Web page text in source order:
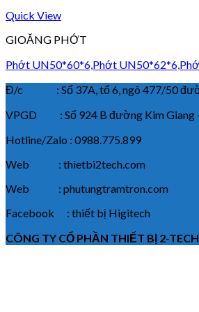
Quick View
GIOĂNG PHỚT
Phớt UN50*60*6,Phớt
Đ/c : Số 37A, tổ 6, ngõ 477/50 đường
VPGD : Số 924 B đường Kim Giang -
Hotline/Zalo : 0988.775.899
Web : thietbi2tech.com
Web : phutungtramtron.com
Facebook : thiết bị Higitech
CÔNG TY CỔ PHẦN THIẾT BỊ 2-TECH